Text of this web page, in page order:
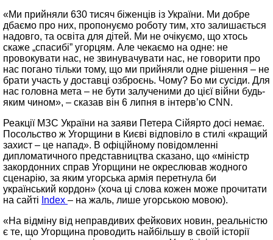
«Ми прийняли 630 тисяч біженців із України. Ми добре
дбаємо про них, пропонуємо роботу тим, хто залишається
надовго, та освіта для дітей. Ми не очікуємо, що хтось
скаже „спасибі” угорцям. Але чекаємо на одне: не
провокувати нас, не звинувачувати нас, не говорити про
нас погано тільки тому, що ми прийняли одне рішення – не
брати участь у доставці озброєнь. Чому? Бо ми сусіди. Для
нас головна мета – не бути залученими до цієї війни будь-
яким чином», – сказав він 6 липня в інтерв’ю CNN.
Реакції МЗС України на заяви Петера Сійярто досі немає.
Посольство ж Угорщини в Києві відповіло в стилі «кращий
захист – це напад». В офіційному повідомленні
дипломатичного представництва сказано, що «міністр
закордонних справ Угорщини не окреслював жодного
сценарію, за яким угорська армія перетнула би
український кордон» (хоча ці слова кожен може прочитати
на сайті Index – на жаль, лише угорською мовою).
«На відміну від неправдивих фейкових новин, реальністю
є те, що Угорщина проводить найбільшу в своїй історії